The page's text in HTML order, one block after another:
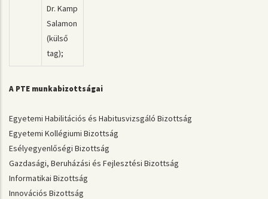
Dr. Kamp
Salamon
(külső
tag);
A PTE munkabizottságai
Egyetemi Habilitációs és Habitusvizsgáló Bizottság
Egyetemi Kollégiumi Bizottság
Esélyegyenlőségi Bizottság
Gazdasági, Beruházási és Fejlesztési Bizottság
Informatikai Bizottság
Innovációs Bizottság